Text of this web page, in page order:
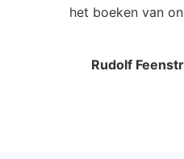
het boeken van
Rudolf